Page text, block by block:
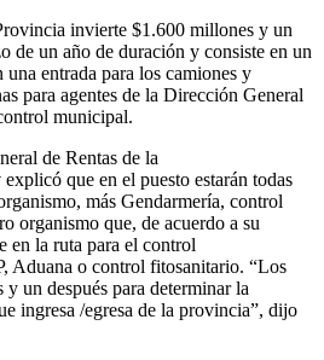
invierte $1.600 millones y un
de un año de duración y consiste en un
entrada para los camiones y
para agentes de la Dirección General
municipal.
de Rentas de la
explicó que en el puesto estarán todas
más Gendarmería, control
organismo que, de acuerdo a su
en la ruta para el control
Aduana o control fitosanitario. “Los
y un después para determinar la
ingresa /egresa de la provincia”, dijo